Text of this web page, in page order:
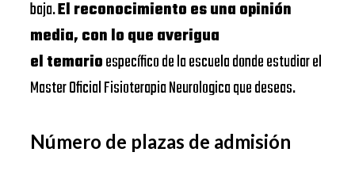
baja.El reconocimiento es una opinión
media, con lo que averigua
el temarioespecífico de la escuela donde estudiar el
Master Oficial Fisioterapia Neurologica que deseas.
Número de plazas de admisión